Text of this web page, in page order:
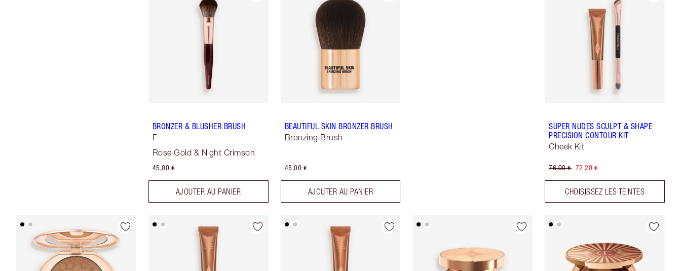
BRONZER & BLUSHER BRUSH
F
Rose Gold & Night Crimson
45,00 €
AJOUTER AU PANIER
BEAUTIFUL SKIN BRONZER BRUSH
Bronzing Brush
45,00 €
AJOUTER AU PANIER
SUPER NUDES SCULPT & SHAPE
PRECISION CONTOUR KIT
Cheek Kit
76,00 € 72,20 €
CHOISISSEZ LES TEINTES